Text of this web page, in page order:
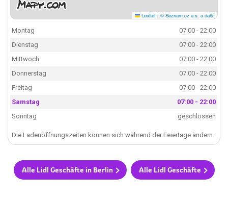
Leaflet | © Seznam.cz a.s. a další
Montag
07:00 - 22:00
Dienstag
07:00 - 22:00
Mittwoch
07:00 - 22:00
Donnerstag
07:00 - 22:00
Freitag
07:00 - 22:00
Samstag
07:00 - 22:00
Sonntag
geschlossen
Die Ladenöffnungszeiten können sich während der Feiertage ändern.
Alle Lidl Geschäfte in Berlin Alle Lidl Geschäfte